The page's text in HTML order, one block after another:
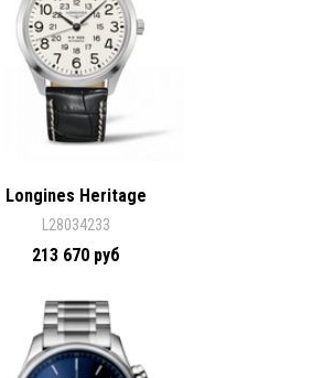
Longines Heritage
L28034233
213 670 руб